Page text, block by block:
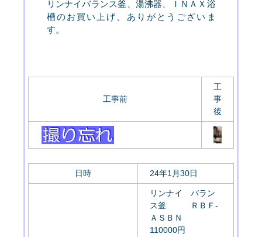
リンナイバランス釜、湯沸器、ＩＮＡＸ浴
槽のお買い上げ、ありがとうございま
す。
工事前
工
事
後
日時 24年1月30日
リンナイ バラン
ス釜 ＲＢＦ-
ＡＳＢＮ
110000円